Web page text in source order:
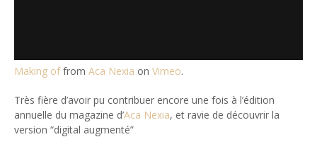
Making offrom Aca Nexia on Vimeo.
Très fière d’avoir pu contribuer encore une fois à l’édition
annuelle du magazine d’Aca Nexia, et ravie de découvrir la
version “digital augmenté”